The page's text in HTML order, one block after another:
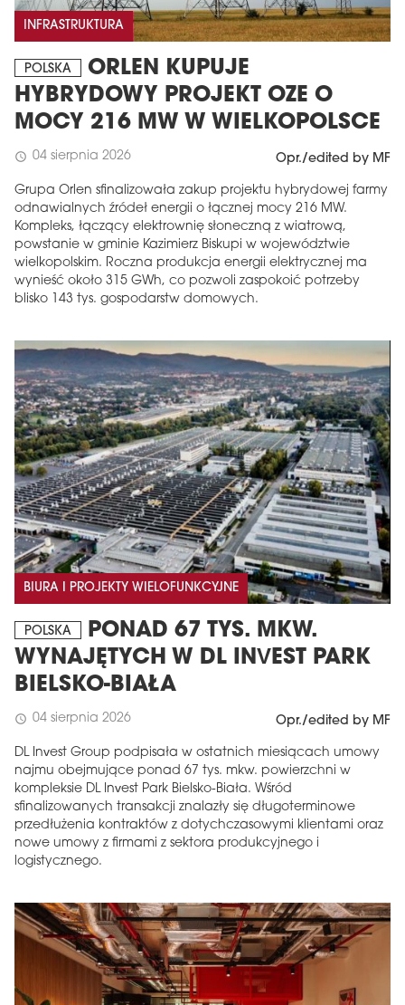
INFRASTRUKTURA
POLSKA
ORLEN KUPUJE
HYBRYDOWY PROJEKT OZE O
MOCY 216 MW W WIELKOPOLSCE
schedule 04 sierpnia 2026 Opr./edited by MF
Grupa Orlen sfinalizowała zakup projektu hybrydowej farmy
odnawialnych źródeł energii o łącznej mocy 216 MW.
Kompleks, łączący elektrownię słoneczną z wiatrową,
powstanie w gminie Kazimierz Biskupi w województwie
wielkopolskim. Roczna produkcja energii elektrycznej ma
wynieść około 315 GWh, co pozwoli zaspokoić potrzeby
blisko 143 tys. gospodarstw domowych.
BIURA I PROJEKTY WIELOFUNKCYJNE
POLSKA
PONAD 67 TYS. MKW.
WYNAJĘTYCH W DL INVEST PARK
BIELSKO-BIAŁA
schedule 04 sierpnia 2026 Opr./edited by MF
DL Invest Group podpisała w ostatnich miesiącach umowy
najmu obejmujące ponad 67 tys. mkw. powierzchni w
kompleksie DL Invest Park Bielsko-Biała. Wśród
sfinalizowanych transakcji znalazły się długoterminowe
przedłużenia kontraktów z dotychczasowymi klientami oraz
nowe umowy z firmami z sektora produkcyjnego i
logistycznego.